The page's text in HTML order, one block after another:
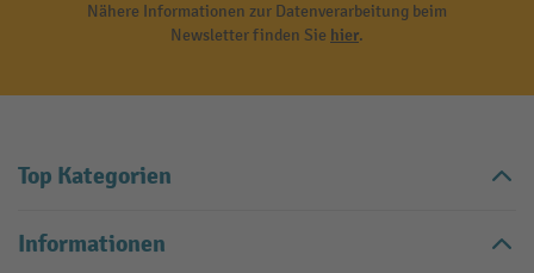
Nähere Informationen zur Datenverarbeitung beim
Newsletter finden Sie hier.
Top Kategorien
Informationen